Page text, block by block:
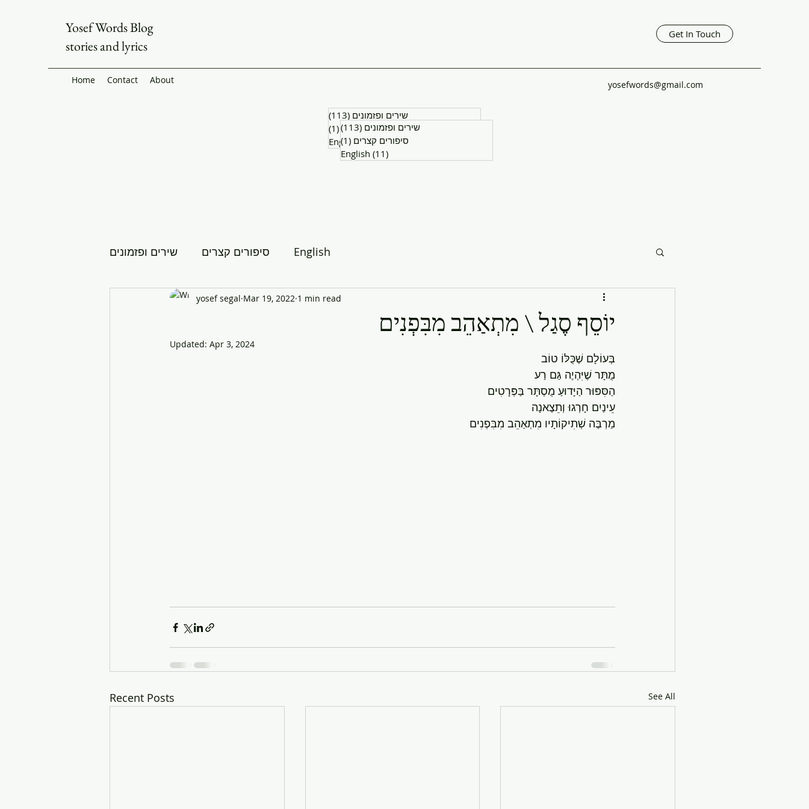
Yosef Words Blog
stories and lyrics
Get In Touch
Home Contact About yosefwords@gmail.com
שירים ופזמונים סיפורים קצרים English
יוֹסֵף סֶגַל \ מִתְאַהֵב מִבִּפְנִים
yosef segal Mar 19, 2022 1 min read
Updated: Apr 3, 2024
בְּעוֹלָם שֶׁכֻּלּוֹ טוֹב
מֻתָּר שֶׁיִּהְיֶה גַּם רַע
הַסִּפּוּר הַיָּדוּעַ מֻסְתָּר בַּפְּרָטִים
עֵינַיִם חָרְגוּ וְתֵצֶאנָה
מַרְבֶּה שְׁתִיקוֹתָיו מִתְאַהֵב מִבִּפְנִים
Recent Posts See All
שירים ופזמונים (113)
סיפורים קצרים (1)
1 post
English (11) 11 posts
שירים ופזמונים (113)
סיפורים קצרים (1)
English (11)